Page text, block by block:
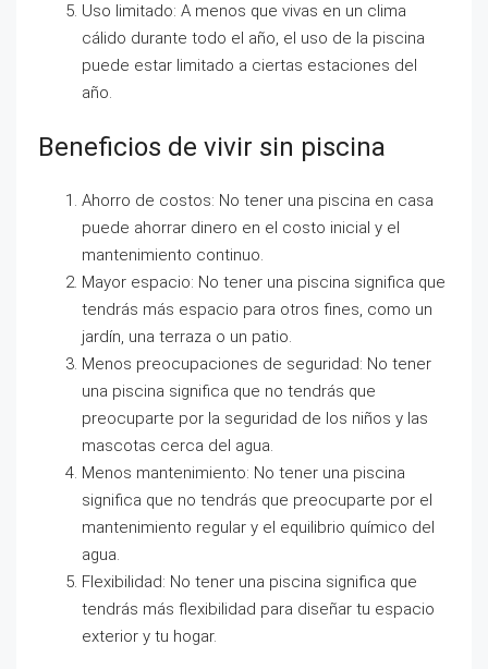
Uso limitado: A menos que vivas en un clima
cálido durante todo el año, el uso de la piscina
puede estar limitado a ciertas estaciones del
año.
Beneficios de vivir sin piscina
Ahorro de costos: No tener una piscina en casa
puede ahorrar dinero en el costo inicial y el
mantenimiento continuo.
Mayor espacio: No tener una piscina significa que
tendrás más espacio para otros fines, como un
jardín, una terraza o un patio.
Menos preocupaciones de seguridad: No tener
una piscina significa que no tendrás que
preocuparte por la seguridad de los niños y las
mascotas cerca del agua.
Menos mantenimiento: No tener una piscina
significa que no tendrás que preocuparte por el
mantenimiento regular y el equilibrio químico del
agua.
Flexibilidad: No tener una piscina significa que
tendrás más flexibilidad para diseñar tu espacio
exterior y tu hogar.